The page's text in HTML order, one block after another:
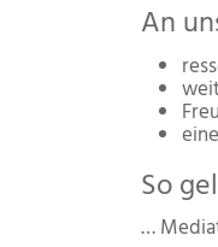
An
So
…